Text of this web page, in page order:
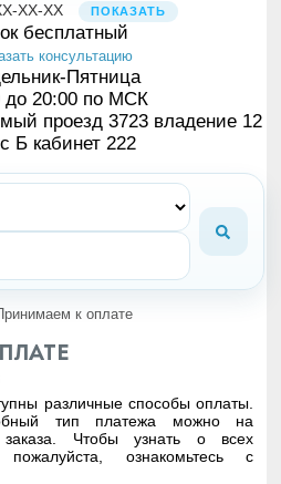
XX-XX ПОКАЗАТЬ
бесплатный
консультацию
Пятница
до 20:00 по МСК
проезд 3723 владение 12
Б кабинет 222
к оплате
различные способы оплаты.
тип платежа можно на
Чтобы узнать о всех
пожалуйста, ознакомьтесь с